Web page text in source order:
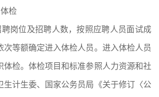
体检
聘岗位及招聘人数，按照应聘人员面试成
次等额确定进入体检人员。进入体检人员
体检。体检项目和标准参照人力资源和社
生计生委、国家公务员局《关于修订〈公